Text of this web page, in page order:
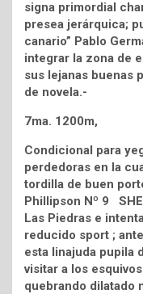
signa primordial
presea jerárquica;
canario” Pablo
integrar la zona de
sus lejanas buenas
de novela.-
7ma. 1200m,
Condicional para
perdedoras en la
tordilla de buen
Phillipson Nº 9
Las Piedras e
reducido sport ;
esta linajuda pupila
visitar a los
quebrando dilatado